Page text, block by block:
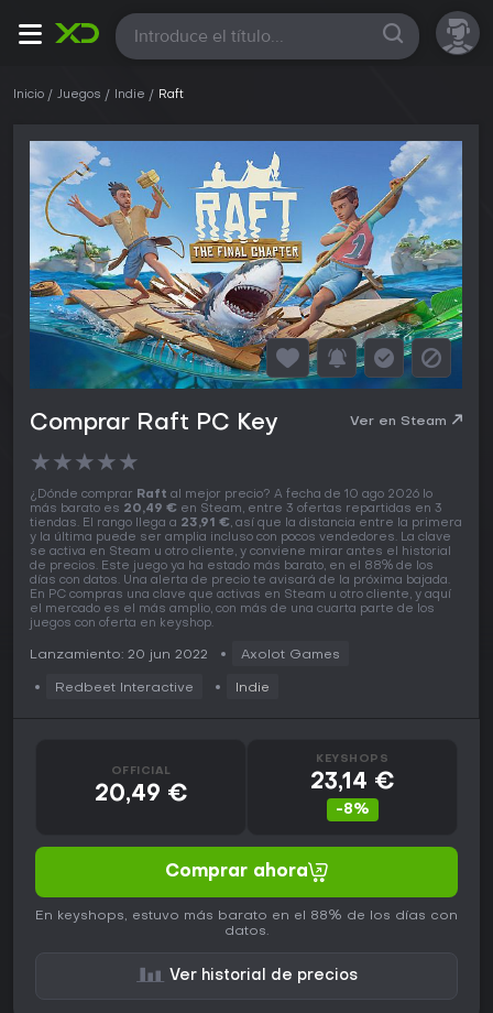
Todas
Inicio Juegos Indie Raft
Comprar Raft PC Key Ver en Steam
★★★★★
¿Dónde comprar Raft al mejor precio? A fecha de 10 ago 2026 lo
más barato es 20,49 € en Steam, entre 3 ofertas repartidas en 3
tiendas. El rango llega a 23,91 €, así que la distancia entre la primera
y la última puede ser amplia incluso con pocos vendedores. La clave
se activa en Steam u otro cliente, y conviene mirar antes el historial
de precios. Este juego ya ha estado más barato, en el 88% de los
días con datos. Una alerta de precio te avisará de la próxima bajada.
En PC compras una clave que activas en Steam u otro cliente, y aquí
el mercado es el más amplio, con más de una cuarta parte de los
juegos con oferta en keyshop.
Lanzamiento: 20 jun 2022 Axolot Games
Redbeet Interactive Indie
OFFICIAL
20,49 €
KEYSHOPS
23,14 €
-8%
Comprar ahora
En keyshops, estuvo más barato en el 88% de los días con
datos.
Ver historial de precios